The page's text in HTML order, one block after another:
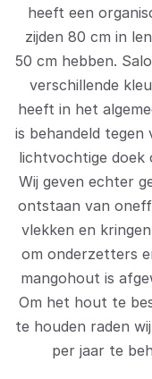
heeft een
zijden 80 cm in
50 cm hebben.
verschillende
heeft in het
is behandeld tegen
lichtvochtige doek
Wij geven echter
ontstaan van
vlekken en
om onderzetters
mangohout is
Om het hout te
te houden raden
per jaar te